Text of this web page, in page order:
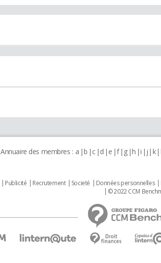
Annuaire des membres : a b c d e f g h i j k l
Publicité Recrutement Societé Données personnelles
© 2022 CCM